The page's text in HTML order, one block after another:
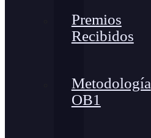
Premios
Recibidos
Metodología
OB1